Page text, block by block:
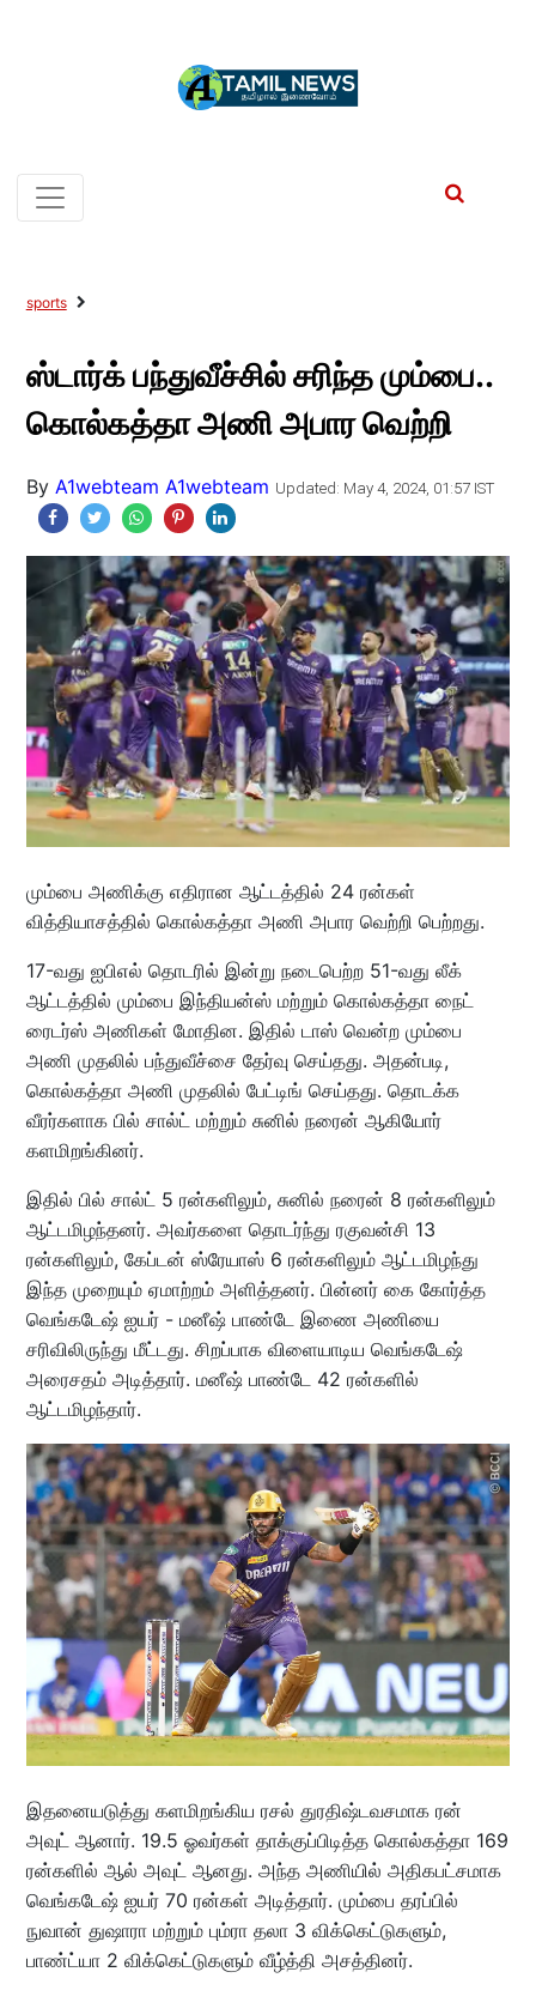
sports
ஸ்டார்க் பந்துவீச்சில் சரிந்த மும்பை..
கொல்கத்தா அணி அபார வெற்றி
By A1webteam A1webteam Updated: May 4, 2024, 01:57 IST
மும்பை அணிக்கு எதிரான ஆட்டத்தில் 24 ரன்கள்
வித்தியாசத்தில் கொல்கத்தா அணி அபார வெற்றி பெற்றது.
17-வது ஐபிஎல் தொடரில் இன்று நடைபெற்ற 51-வது லீக்
ஆட்டத்தில் மும்பை இந்தியன்ஸ் மற்றும் கொல்கத்தா நைட்
ரைடர்ஸ் அணிகள் மோதின. இதில் டாஸ் வென்ற மும்பை
அணி முதலில் பந்துவீச்சை தேர்வு செய்தது. அதன்படி,
கொல்கத்தா அணி முதலில் பேட்டிங் செய்தது. தொடக்க
வீரர்களாக பில் சால்ட் மற்றும் சுனில் நரைன் ஆகியோர்
களமிறங்கினர்.
இதில் பில் சால்ட் 5 ரன்களிலும், சுனில் நரைன் 8 ரன்களிலும்
ஆட்டமிழந்தனர். அவர்களை தொடர்ந்து ரகுவன்சி 13
ரன்களிலும், கேப்டன் ஸ்ரேயாஸ் 6 ரன்களிலும் ஆட்டமிழந்து
இந்த முறையும் ஏமாற்றம் அளித்தனர். பின்னர் கை கோர்த்த
வெங்கடேஷ் ஐயர் - மனீஷ் பாண்டே இணை அணியை
சரிவிலிருந்து மீட்டது. சிறப்பாக விளையாடிய வெங்கடேஷ்
அரைசதம் அடித்தார். மனீஷ் பாண்டே 42 ரன்களில்
ஆட்டமிழந்தார்.
இதனையடுத்து களமிறங்கிய ரசல் துரதிஷ்டவசமாக ரன்
அவுட் ஆனார். 19.5 ஓவர்கள் தாக்குப்பிடித்த கொல்கத்தா 169
ரன்களில் ஆல் அவுட் ஆனது. அந்த அணியில் அதிகபட்சமாக
வெங்கடேஷ் ஐயர் 70 ரன்கள் அடித்தார். மும்பை தரப்பில்
நுவான் துஷாரா மற்றும் பும்ரா தலா 3 விக்கெட்டுகளும்,
பாண்ட்யா 2 விக்கெட்டுகளும் வீழ்த்தி அசத்தினர்.